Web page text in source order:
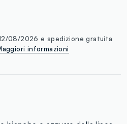
08/2026 e spedizione gratuita
informazioni